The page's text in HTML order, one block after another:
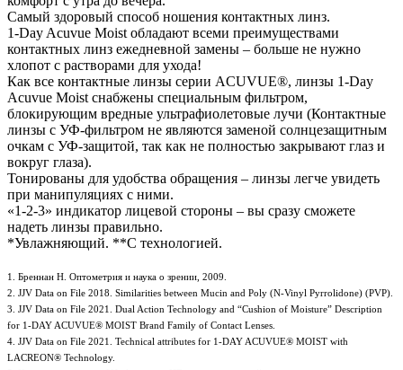
Самый здоровый способ ношения контактных линз.
1-Day Acuvue Moist обладают всеми преимуществами
контактных линз ежедневной замены – больше не нужно
хлопот с растворами для ухода!
Как все контактные линзы серии ACUVUE®, линзы 1-Day
Acuvue Moist снабжены специальным фильтром,
блокирующим вредные ультрафиолетовые лучи (Контактные
линзы с УФ-фильтром не являются заменой солнцезащитным
очкам с УФ-защитой, так как не полностью закрывают глаз и
вокруг глаза).
Тонированы для удобства обращения – линзы легче увидеть
при манипуляциях с ними.
«1-2-3» индикатор лицевой стороны – вы сразу сможете
надеть линзы правильно.
*Увлажняющий. **С технологией.
1. Бреннан Н. Оптометрия и наука о зрении, 2009.
2. JJV Data on File 2018. Similarities between Mucin and Poly (N-Vinyl Pyrrolidone) (PVP).
3. JJV Data on File 2021. Dual Action Technology and “Cushion of Moisture” Description
for 1-DAY ACUVUE® MOIST Brand Family of Contact Lenses.
4. JJV Data on File 2021. Technical attributes for 1-DAY ACUVUE® MOIST with
LACREON® Technology.